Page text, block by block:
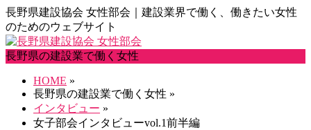
長野県建設協会 女性部会｜建設業界で働く、働きたい女性
のためのウェブサイト
長野県の建設業で働く女性
HOME »
長野県の建設業で働く女性 »
インタビュー »
女子部会インタビューvol.1前半編